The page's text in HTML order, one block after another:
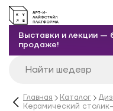
Выставки и лекции —
продаже!
Главная Каталог
Керамический